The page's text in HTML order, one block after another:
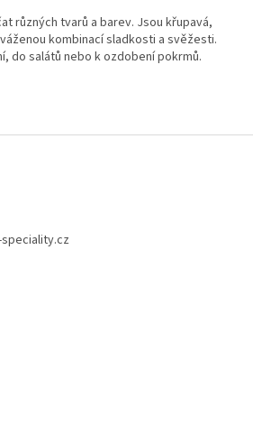
různých tvarů a barev. Jsou křupavá,
kombinací sladkosti a svěžesti.
do salátů nebo k ozdobení pokrmů.